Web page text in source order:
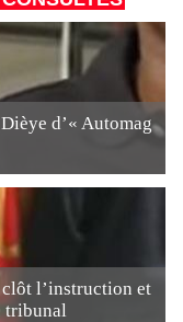
d’« Automag
l’instruction et
tribunal